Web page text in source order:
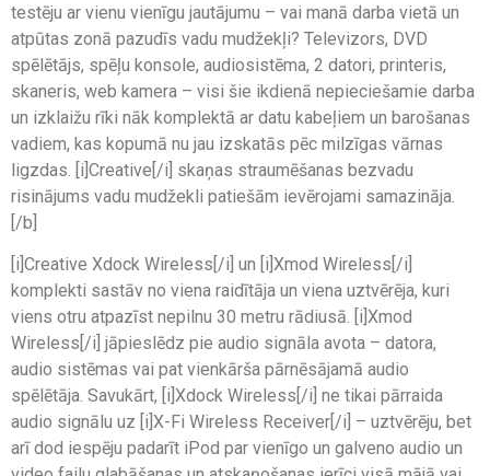
testēju ar vienu vienīgu jautājumu – vai manā darba vietā un
atpūtas zonā pazudīs vadu mudžekļi? Televizors, DVD
spēlētājs, spēļu konsole, audiosistēma, 2 datori, printeris,
skaneris, web kamera – visi šie ikdienā nepieciešamie darba
un izklaižu rīki nāk komplektā ar datu kabeļiem un barošanas
vadiem, kas kopumā nu jau izskatās pēc milzīgas vārnas
ligzdas. [i]Creative[/i] skaņas straumēšanas bezvadu
risinājums vadu mudžekli patiešām ievērojami samazināja.
[/b]
[i]Creative Xdock Wireless[/i] un [i]Xmod Wireless[/i]
komplekti sastāv no viena raidītāja un viena uztvērēja, kuri
viens otru atpazīst nepilnu 30 metru rādiusā. [i]Xmod
Wireless[/i] jāpieslēdz pie audio signāla avota – datora,
audio sistēmas vai pat vienkārša pārnēsājamā audio
spēlētāja. Savukārt, [i]Xdock Wireless[/i] ne tikai pārraida
audio signālu uz [i]X-Fi Wireless Receiver[/i] – uztvērēju, bet
arī dod iespēju padarīt iPod par vienīgo un galveno audio un